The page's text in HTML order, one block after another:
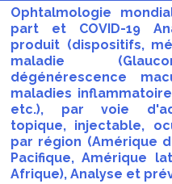
Ophtalmologie
part et COVID-19
produit (dispositifs,
maladie
dégénérescence
maladies
etc.), par voie
topique, injectable,
par région (Amérique
Pacifique, Amérique
Afrique), Analyse et